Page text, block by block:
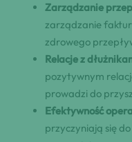
Zarządzanie
zarządzanie
zdrowego
Relacje z
pozytywnym
prowadzi do
Efektywność
przyczyniają się